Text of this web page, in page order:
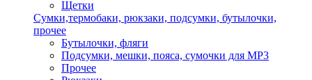
Щетки
Сумки,термобаки, рюкзаки, подсумки, бутылочки,
прочее
Бутылочки, фляги
Подсумки, мешки, пояса, сумочки для MP3
Прочее